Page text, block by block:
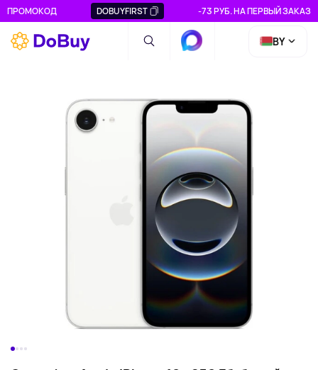
ПРОМОКОД DOBUYFIRST -73 РУБ. НА ПЕРВЫЙ ЗАКАЗ
BY